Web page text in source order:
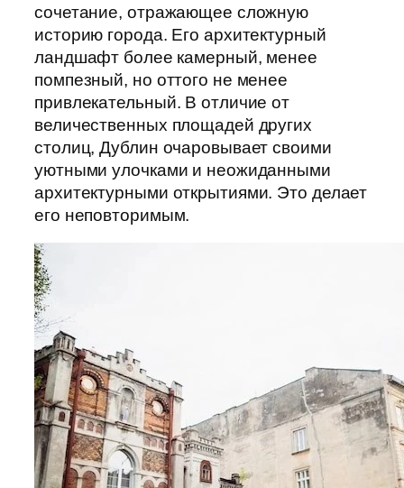
сочетание, отражающее сложную
историю города. Его архитектурный
ландшафт более камерный, менее
помпезный, но оттого не менее
привлекательный. В отличие от
величественных площадей других
столиц, Дублин очаровывает своими
уютными улочками и неожиданными
архитектурными открытиями. Это делает
его неповторимым.